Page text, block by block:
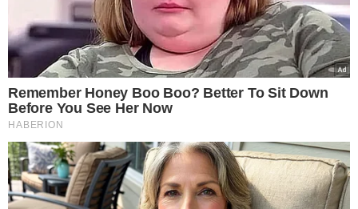
O regime do estágio será de 20 horas semanais, de
segunda a sexta-feira, podendo ser adotado o regime
híbrido, a critério da empresa.Os estagiários com
deficiência poderão aderir ao teletrabalho integral,
desde que compatível com o plano de atividades do
estágio.
PRAZO DE INSCRIÇÃO
De 21 de maio a 3 de junho, pelosite.
PROVAS
O processo seletivo será realizado por meio de aplicação